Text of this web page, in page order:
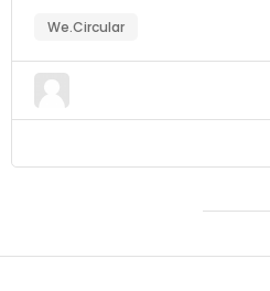
We.Circular